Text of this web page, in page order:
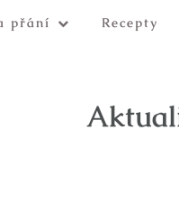
přání Recepty